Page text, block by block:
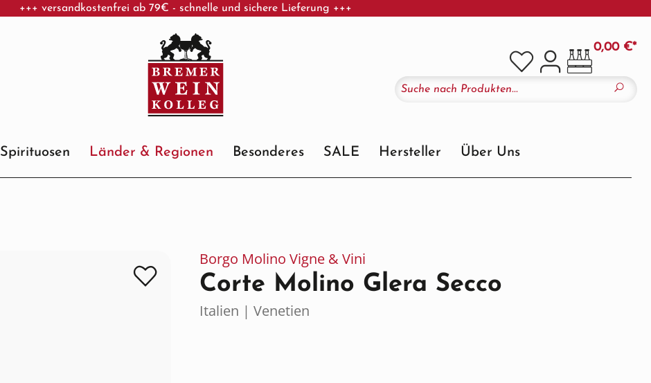
+++ versandkostenfrei ab 79€ - schnelle und sichere Lieferung +++
0,00 €*
Spirituosen Länder & Regionen Besonderes SALE Hersteller Über Uns
Borgo Molino Vigne & Vini
Corte Molino Glera Secco
Italien | Venetien